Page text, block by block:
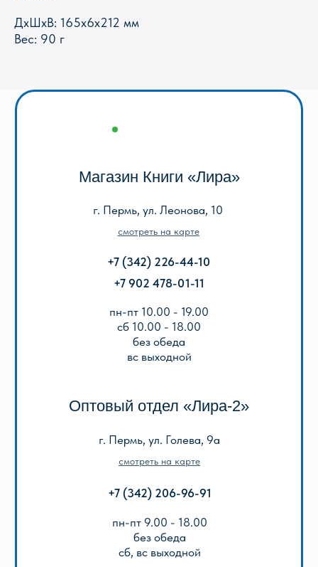
ДxШxВ: 165x6x212 мм
Вес: 90 г
Оптовый отдел «Лира-2»
пн-пт 9.00 - 18.00
КАТАЛОГ
ИНФОРМАЦИЯ
Акции
Популярные
Для дошкольников
Игры, пазлы, канцтовары
Все товары
Отзывы
Оплата и доставка
ООО «Лира-2»
ИНН 5905042366
ОГРН 1025901223622